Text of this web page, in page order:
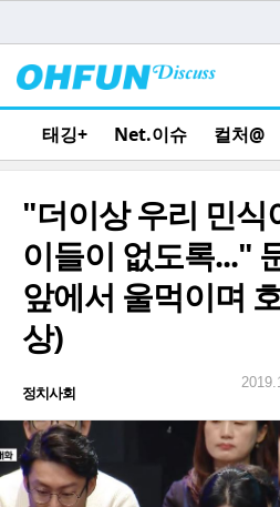
태깅+ Net.이슈 컬처@
"더이상 우리 민식
이들이 없도록..."
앞에서 울먹이며
상)
정치사회